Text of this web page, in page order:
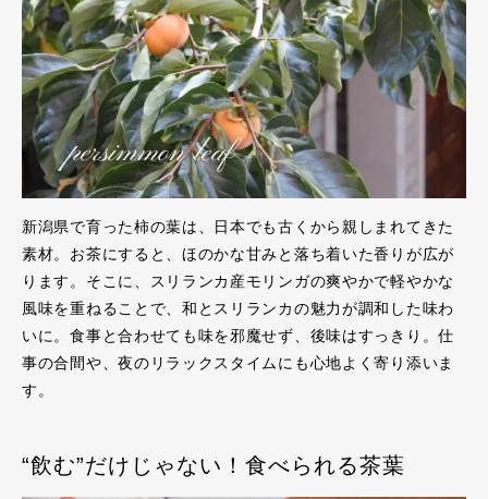
新潟県で育った柿の葉は、日本でも古くから親しまれてきた
素材。お茶にすると、ほのかな甘みと落ち着いた香りが広が
ります。そこに、スリランカ産モリンガの爽やかで軽やかな
風味を重ねることで、和とスリランカの魅力が調和した味わ
いに。食事と合わせても味を邪魔せず、後味はすっきり。仕
事の合間や、夜のリラックスタイムにも心地よく寄り添いま
す。
“飲む”だけじゃない！食べられる茶葉